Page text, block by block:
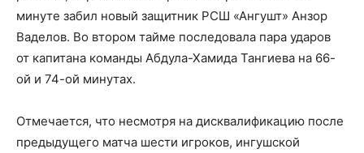
минуте забил новый защитник РСШ «Ангушт» Анзор
Ваделов. Во втором тайме последовала пара ударов
от капитана команды Абдула-Хамида Тангиева на 66-
ой и 74-ой минутах.
Отмечается, что несмотря на дисквалификацию после
предыдущего матча шести игроков, ингушской